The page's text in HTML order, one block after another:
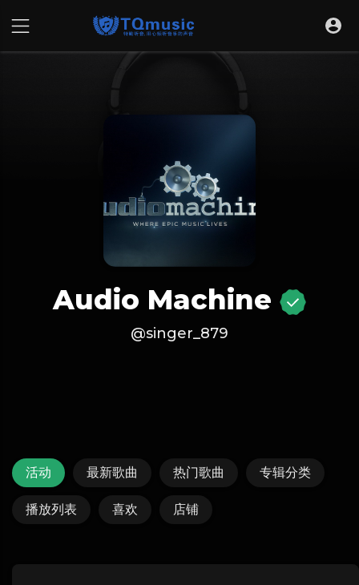
Audio Machine
@singer_879
活动 最新歌曲 热门歌曲 专辑分类
播放列表 喜欢 店铺